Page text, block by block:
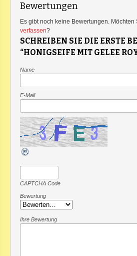
Bewertungen
Es gibt noch keine Bewertungen. Möchten
verfassen?
SCHREIBEN SIE DIE ERSTE
“HONIGSEIFE MIT GELEE
Name
E-Mail
CAPTCHA Code
Bewertung
Ihre Bewertung